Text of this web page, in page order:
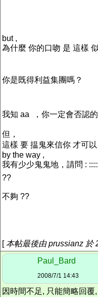
but ,
為什麼 你的口吻 是 這樣
你是既得利益集團嗎？
我知 aa ，你一定會否認
但，
這樣 要 揾鬼來信你 才可以
by the way ,
我有少少鬼鬼地，請問 :
??
不夠 ??
[本帖最後由 prussianz 於
Paul_Bard
2008/7/1 14:43
因時間不足, 只能簡略回覆